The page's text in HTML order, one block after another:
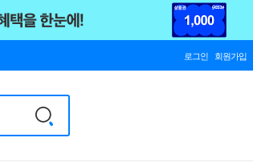
로그인 회원가입